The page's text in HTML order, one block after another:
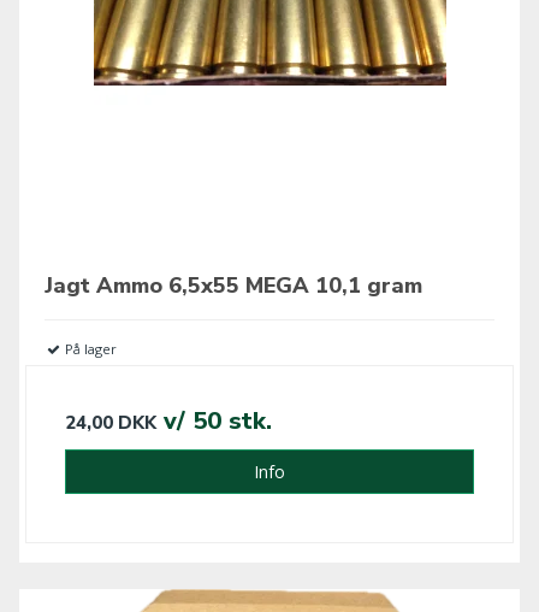
Jagt Ammo 6,5x55 MEGA 10,1 gram
På lager
24,00 DKKv/ 50 stk.
Info